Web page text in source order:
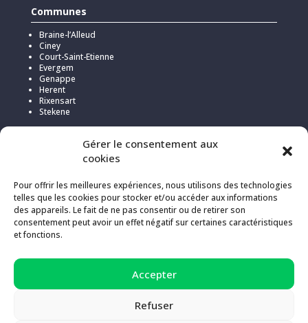
Gérer le consentement aux
cookies
Pour offrir les meilleures expériences, nous utilisons des technologies
telles que les cookies pour stocker et/ou accéder aux informations
des appareils. Le fait de ne pas consentir ou de retirer son
consentement peut avoir un effet négatif sur certaines caractéristiques
et fonctions.
Accepter
Refuser
Communes
Braine-l’Alleud
Ciney
Court-Saint-Etienne
Evergem
Genappe
Herent
Rixensart
Stekene
politique responsable et transparente en matière d’émissions de
gaz à effet de serre (compensées à 200%).